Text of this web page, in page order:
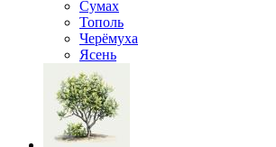
Сумах
Тополь
Черёмуха
Ясень